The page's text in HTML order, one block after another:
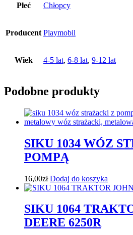
Płeć Chłopcy
Producent Playmobil
Wiek 4-5 lat, 6-8 lat, 9-12 lat
Podobne produkty
SIKU 1034 WÓZ
POMPĄ
16,00zł Dodaj do koszyka
SIKU 1064
DEERE 6250R